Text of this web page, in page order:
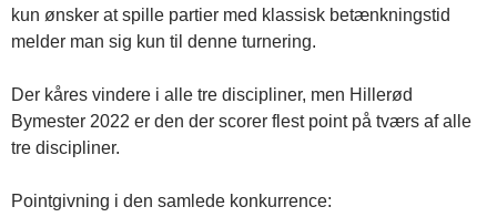
kun ønsker at spille partier med klassisk betænkningstid
melder man sig kun til denne turnering.
Der kåres vindere i alle tre discipliner, men Hillerød
Bymester 2022 er den der scorer flest point på tværs af alle
tre discipliner.
Pointgivning i den samlede konkurrence: